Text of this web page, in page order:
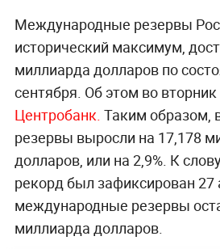
Международные резервы
исторический максимум,
миллиарда долларов по
сентября. Об этом во
Центробанк. Таким образом,
резервы выросли на 17,178
долларов, или на 2,9%. К
рекорд был зафиксирован 27
международные резервы
миллиарда долларов.